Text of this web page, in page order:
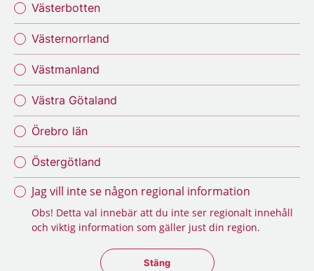
Västerbotten
Västernorrland
Västmanland
Västra Götaland
Örebro län
Östergötland
Jag vill inte se någon regional information
Obs! Detta val innebär att du inte ser regionalt innehåll
och viktig information som gäller just din region.
Stäng regionsväljaren
Stäng